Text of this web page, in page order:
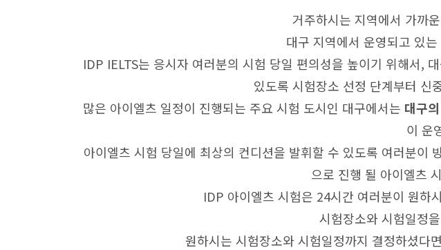
거주하시는 지역에서 가까
대구 지역에서 운영되고 있
IDP IELTS는 응시자 여러분의 시험 당일 편의성을 높이기 위해서,
있도록 시험장소 선정 단계부터 신
많은 아이엘츠 일정이 진행되는 주요 시험 도시인 대구에서는 대구
이 운
아이엘츠 시험 당일에 최상의 컨디션을 발휘할 수 있도록 여러분이
으로 진행 될 아이엘츠
IDP 아이엘츠 시험은 24시간 여러분이 원하
시험장소와 시험일정
원하시는 시험장소와 시험일정까지 결정하셨다